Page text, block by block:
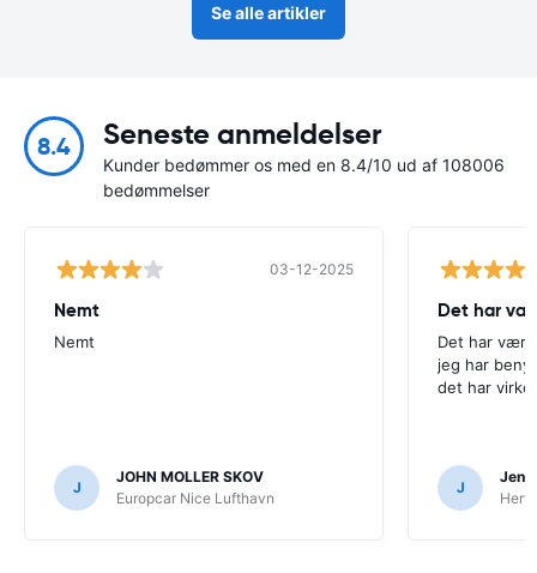
Se alle artikler
8.4 Seneste anmeldelser
Kunder bedømmer os med en 8.4/10 ud af 108006
bedømmelser
03-12-2025
Nemt
Nemt
J
JOHN MOLLER SKOV
Europcar Nice Lufthavn
Det har
Det har
jeg har
det har
J
Jens